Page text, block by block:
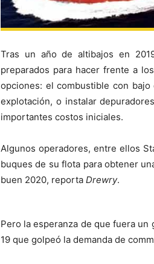
Tras un año de altibajos en
preparados para hacer frente a
opciones: el combustible con
explotación, o instalar
importantes costos iniciales.
Algunos operadores, entre ellos
buques de su flota para obtener
buen 2020, reporta Drewry.
Pero la esperanza de que fuera
19 que golpeó la demanda de